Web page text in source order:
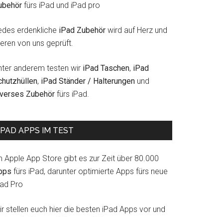
fürs iPad und iPad pro
erdenkliche iPad Zubehör wird auf Herz und
von uns geprüft.
anderem testen wir iPad Taschen, iPad
, iPad Ständer / Halterungen und
Zubehör fürs iPad.
APPS IM TEST
Apple App Store gibt es zur Zeit über 80.000
fürs iPad, darunter optimierte Apps fürs neue
Pro
stellen euch hier die besten iPad Apps vor und